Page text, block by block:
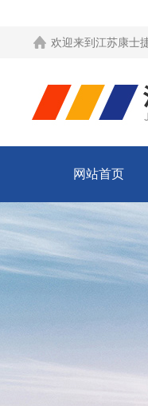
欢迎来到 江苏康士
网站首页